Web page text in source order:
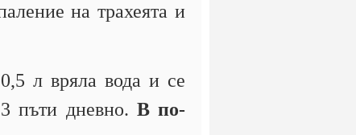
на трахеята и
л вряла вода и се
пъти дневно. В по-